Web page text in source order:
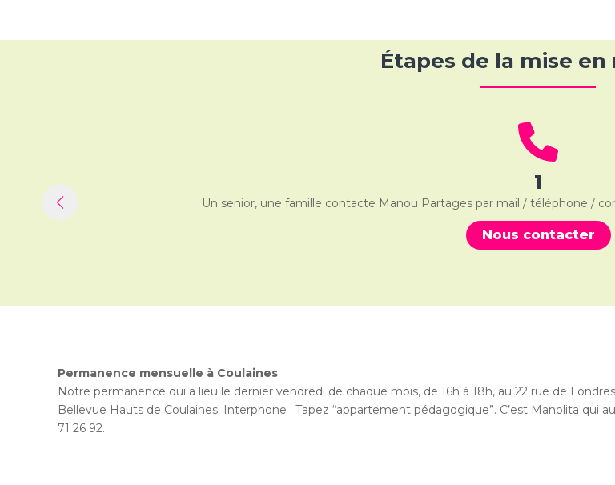
Étapes de la mise
1
Un senior, une famille contacte Manou Partages par mail / téléphone /
Nous contacter
Permanence mensuelle à Coulaines
Notre permanence qui a lieu le dernier vendredi de chaque mois, de 16h à 18h, au 22 rue de
Bellevue Hauts de Coulaines. Interphone : Tapez “appartement pédagogique”. C’est Manolita qui
71 26 92.